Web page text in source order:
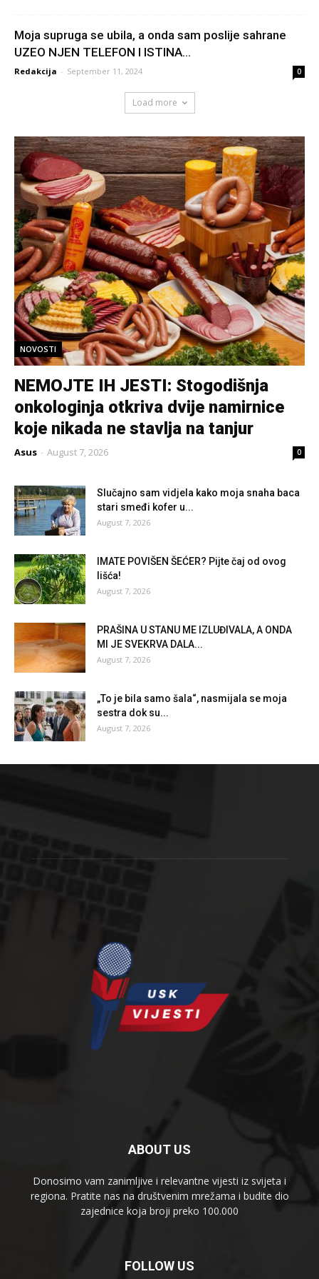
Moja supruga se ubila, a onda sam poslije sahrane
UZEO NJEN TELEFON I ISTINA...
Redakcija - September 11, 2024 0
Load more
NOVOSTI
NEMOJTE IH JESTI: Stogodišnja
onkologinja otkriva dvije namirnice
koje nikada ne stavlja na tanjur
Asus - August 7, 2026 0
Slučajno sam vidjela kako moja snaha baca
stari smeđi kofer u...
August 7, 2026
IMATE POVIŠEN ŠEĆER? Pijte čaj od ovog
lišća!
August 7, 2026
PRAŠINA U STANU ME IZLUĐIVALA, A ONDA
MI JE SVEKRVA DALA...
August 7, 2026
„To je bila samo šala“, nasmijala se moja
sestra dok su...
August 7, 2026
ABOUT US
Donosimo vam zanimljive i relevantne vijesti iz svijeta i
regiona. Pratite nas na društvenim mrežama i budite dio
zajednice koja broji preko 100.000
FOLLOW US